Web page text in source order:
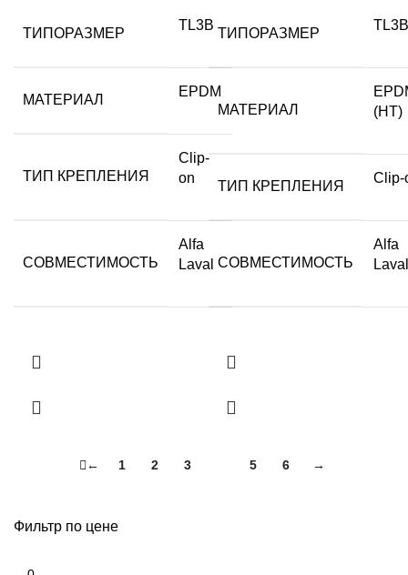
Фильтр по цене
ТИПОРАЗМЕР
TL3B
МАТЕРИАЛ
EPDM
ТИП КРЕПЛЕНИЯ
Clip-
on
СОВМЕСТИМОСТЬ
Alfa
Laval
ТИПОРАЗМЕР
TL3B
МАТЕРИАЛ
(HT)
ТИП КРЕПЛЕНИЯ
Clip-
СОВМЕСТИМОСТЬ
Alfa
Laval
← 1 2 3 5 6 →